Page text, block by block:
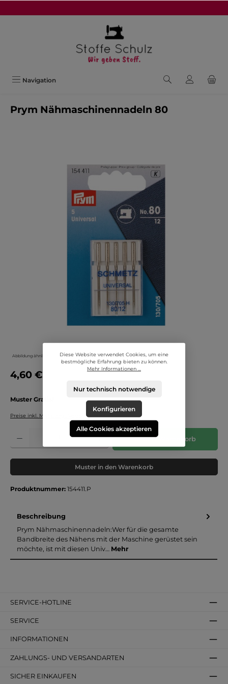
Navigation
Prym Nähmaschinennadeln 80
Abbildung ähnlich
4,60 €
Muster Gratis!
Preise inkl. MwSt. zzgl. Versandkosten
Produkt Anzahl: Gib den gewünschten Wert ein oder benutze die Schaltflächen um
In den Warenkorb
Muster in den Warenkorb
Produktnummer: 154411.P
Beschreibung
Prym Nähmaschinennadeln:Wer für die gesamte
Bandbreite des Nähens mit der Maschine gerüstet sein
möchte, ist mit diesen Univ… Mehr
SERVICE-HOTLINE
SERVICE
INFORMATIONEN
ZAHLUNGS- UND VERSANDARTEN
SICHER EINKAUFEN
Diese Website verwendet Cookies, um eine
bestmögliche Erfahrung bieten zu können.
Mehr Informationen ...
Nur technisch notwendige
Konfigurieren
Alle Cookies akzeptieren